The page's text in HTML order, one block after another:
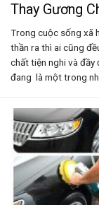
Thay Gương
Trong cuộc sống xã
thần ra thì ai cũng
chất tiện nghi và đầy
đang là một trong